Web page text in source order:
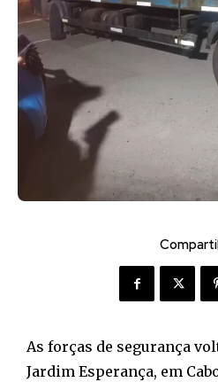
As forças de segurança
Jardim Esperança, em